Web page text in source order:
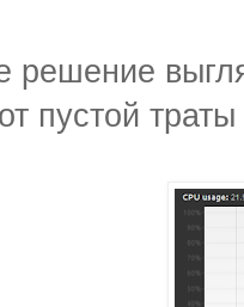
решение
пустой